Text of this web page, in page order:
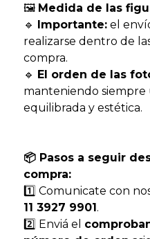
🖼️ Medida de las
🔹 Importante:el
realizarse dentro de
compra.
🔹 El orden de las
manteniendo siempre
equilibrada y estética.
📦 Pasos a seguir
compra:
1️⃣ Comunicate con
11 3927 9901.
2️⃣ Enviá el